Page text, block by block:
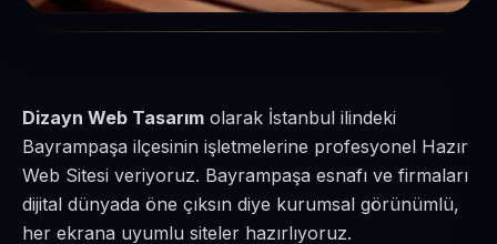
Dizayn Web Tasarım olarak İstanbul ilindeki
Bayrampaşa ilçesinin işletmelerine profesyonel Hazır
Web Sitesi veriyoruz. Bayrampaşa esnafı ve firmaları
dijital dünyada öne çıksın diye kurumsal görünümlü,
her ekrana uyumlu siteler hazırlıyoruz.